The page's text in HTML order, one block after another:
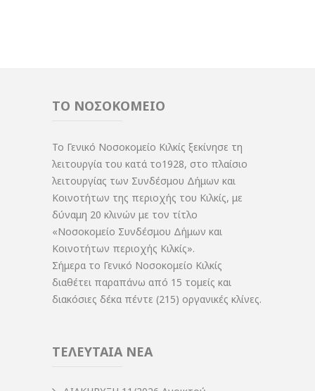
ΤΟ ΝΟΣΟΚΟΜΕΙΟ
Το Γενικό Νοσοκομείο Κιλκίς ξεκίνησε τη
λειτουργία του κατά το1928, στο πλαίσιο
λειτουργίας των Συνδέσμου Δήμων και
Κοινοτήτων της περιοχής του Κιλκίς, με
δύναμη 20 κλινών με τον τίτλο
«Νοσοκομείο Συνδέσμου Δήμων και
Κοινοτήτων περιοχής Κιλκίς».
Σήμερα το Γενικό Νοσοκομείο Κιλκίς
διαθέτει παραπάνω από 15 τομείς και
διακόσιες δέκα πέντε (215) οργανικές κλίνες.
ΤΕΛΕΥΤΑΙΑ ΝΕΑ